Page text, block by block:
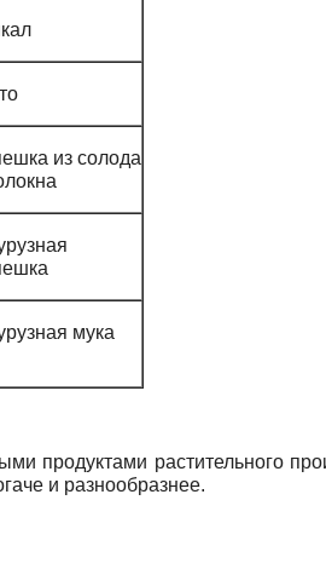
из солода
мука
растительного
и разнообразнее.